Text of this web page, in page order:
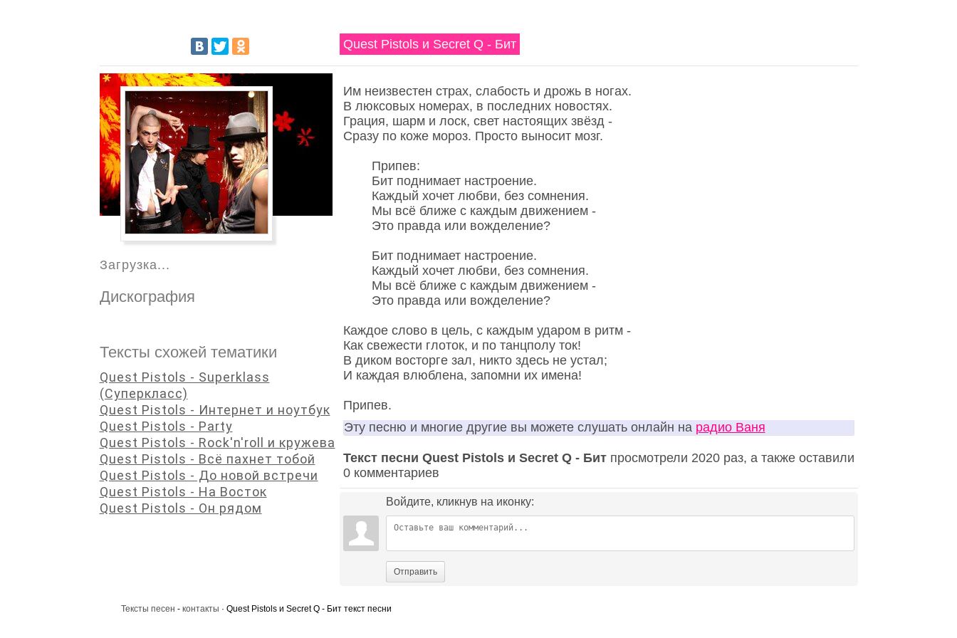
Quest Pistols и Secret Q - Бит
Им неизвестен страх, слабость и дрожь в ногах.
В люксовых номерах, в последних новостях.
Грация, шарм и лоск, свет настоящих звёзд -
Сразу по коже мороз. Просто выносит мозг.
Припев:
Бит поднимает настроение.
Каждый хочет любви, без сомнения.
Мы всё ближе с каждым движением -
Это правда или вожделение?
Бит поднимает настроение.
Каждый хочет любви, без сомнения.
Мы всё ближе с каждым движением -
Это правда или вожделение?
Каждое слово в цель, с каждым ударом в ритм -
Как свежести глоток, и по танцполу ток!
В диком восторге зал, никто здесь не устал;
И каждая влюблена, запомни их имена!
Припев.
Эту песню и многие другие вы можете слушать онлайн на радио Ваня
Текст песни Quest Pistols и Secret Q - Битпросмотрели 2020 раз, а также оставили
0 комментариев
Войдите, кликнув на иконку:
Отправить
Загрузка...
Дискография
Тексты схожей тематики
Quest Pistols - Superklass
(Суперкласс)
Quest Pistols - Интернет и ноутбук
Quest Pistols - Party
Quest Pistols - Rock'n'roll и кружева
Quest Pistols - Всё пахнет тобой
Quest Pistols - До новой встречи
Quest Pistols - На Восток
Quest Pistols - Он рядом
Тексты песен - контакты · Quest Pistols и Secret Q - Бит текст песни